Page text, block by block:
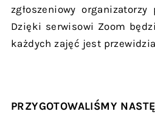
zgłoszeniowy
Dzięki serwisowi Zoom
każdych zajęć jest
PRZYGOTOWALIŚMY